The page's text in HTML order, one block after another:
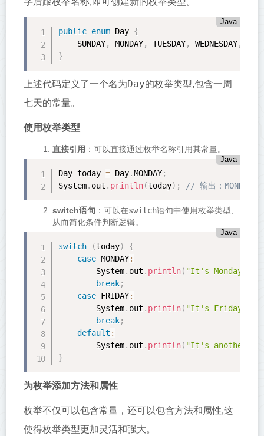
Java
public enum Day {
    SUNDAY
, MONDAY, TUESDAY, WEDNESDAY,
}
上述代码定义了一个名为Day的枚举类型,包含一周
七天的常量。
使用枚举类型
直接引用 ：可以直接通过枚举名称引用其常量。
Java
Day today = Day.MONDAY;
System. out . println(today) ; // 输出：MONDAY
switch语句 ：可以在switch语句中使用枚举类型,
从而简化条件判断逻辑。
Java
switch (today)
{
case MONDAY:
        System
. out . println( "It's Monday!"
break;
case FRIDAY:
        System
. out . println( "It's Friday!"
break;
default :
        System
. out . println( "It's another
}
为枚举添加方法和属性
枚举不仅可以包含常量，还可以包含方法和属性,这
使得枚举类型更加灵活和强大。